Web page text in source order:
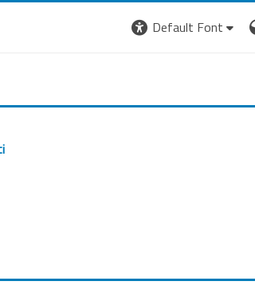
Default Font